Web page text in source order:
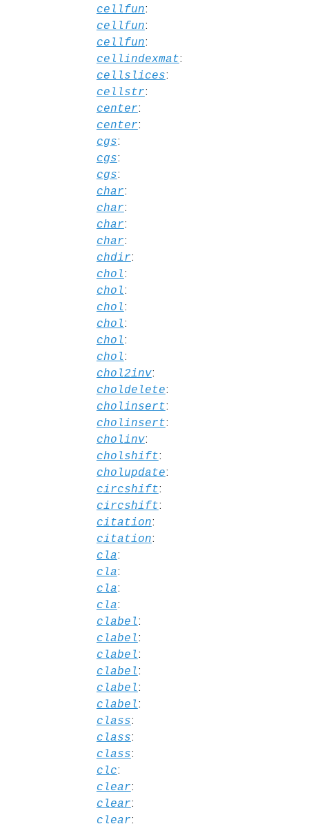
cellfun:
cellfun:
cellfun:
cellindexmat:
cellslices:
cellstr:
center:
center:
cgs:
cgs:
cgs:
char:
char:
char:
char:
chdir:
chol:
chol:
chol:
chol:
chol:
chol:
chol2inv:
choldelete:
cholinsert:
cholinsert:
cholinv:
cholshift:
cholupdate:
circshift:
circshift:
citation:
citation:
cla:
cla:
cla:
cla:
clabel:
clabel:
clabel:
clabel:
clabel:
clabel:
class:
class:
class:
clc:
clear:
clear:
clear: